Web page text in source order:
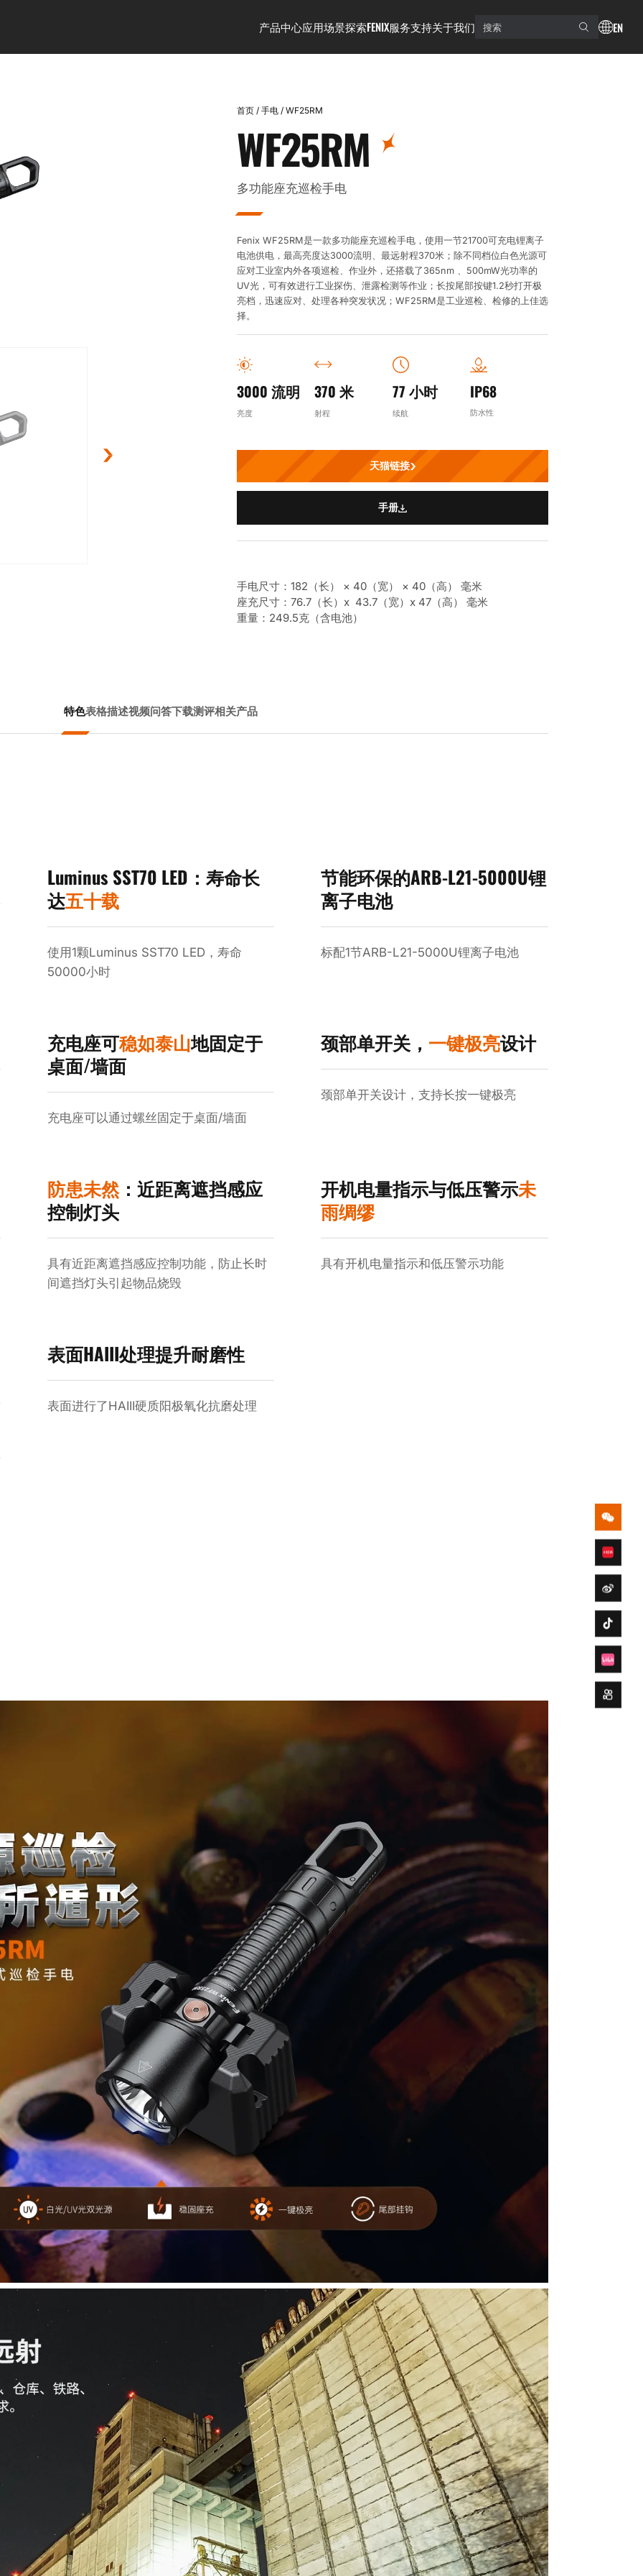
产品中心应用场景探索FENIX服务支持关于我们 EN
首页/ 手电/ WF25RM
WF25RM
多功能座充巡检手电
Fenix WF25RM是一款多功能座充巡检手电，使用一节21700可充电锂离子
电池供电，最高亮度达3000流明、最远射程370米；除不同档位白色光源可
应对工业室内外各项巡检、作业外，还搭载了365nm 、500mW光功率的
UV光，可有效进行工业探伤、泄露检测等作业；长按尾部按键1.2秒打开极
亮档，迅速应对、处理各种突发状况；WF25RM是工业巡检、检修的上佳选
择。
3000 流明
亮度
370 米
射程
77 小时
续航
IP68
防水性
天猫链接
手册
手电尺寸：182（长） × 40（宽） × 40（高） 毫米
座充尺寸：76.7（长）x 43.7（宽）x 47（高） 毫米
重量：249.5克（含电池）
特色表格描述视频问答下载测评相关产品
Luminus SST70 LED：寿命长
达五十载
使用1颗Luminus SST70 LED，寿命
50000小时
节能环保的ARB-L21-5000U锂
离子电池
标配1节ARB-L21-5000U锂离子电池
充电座可稳如泰山地固定于
桌面/墙面
充电座可以通过螺丝固定于桌面/墙面
颈部单开关， 一键极亮设计
颈部单开关设计，支持长按一键极亮
防患未然：近距离遮挡感应
控制灯头
具有近距离遮挡感应控制功能，防止长时
间遮挡灯头引起物品烧毁
开机电量指示与低压警示未
雨绸缪
具有开机电量指示和低压警示功能
表面HAIII处理提升耐磨性
表面进行了HAIII硬质阳极氧化抗磨处理